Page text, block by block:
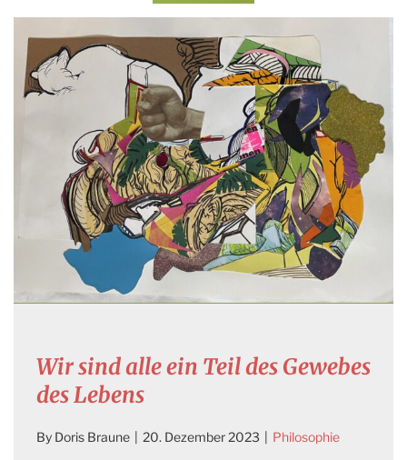
Wir sind alle ein Teil des Gewebes
des Lebens
By Doris Braune 20. Dezember 2023 Philosophie